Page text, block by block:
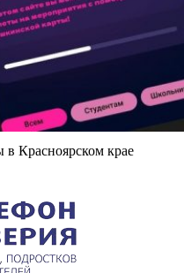
Красноярском крае